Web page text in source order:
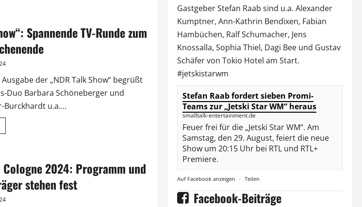
ein
Spannende TV-Runde zum
der „NDR Talk Show“ begrüßt
Duo Barbara Schöneberger und
Burckhardt u.a....
Runde
Cologne 2024: Programm und
stehen fest
Gastgeber Stefan Raab sind u.a. Alexander
Kumptner, Ann-Kathrin Bendixen, Fabian
Hambüchen, Ralf Schumacher, Jens
Knossalla, Sophia Thiel, Dagi Beeund Gustav
Schäfer von Tokio Hotel am Start.
#jetskistarwm
Stefan Raab fordert sieben Promi-
Teams zur „Jetski Star WM“ heraus
smalltalk-entertainment.de
Feuer frei für die „Jetski Star WM“. Am
Samstag, den 29. August, feiert die neue
Show um 20:15 Uhr bei RTL und RTL+
Premiere.
Auf Facebook anzeigen · Teilen
Facebook-Beiträge